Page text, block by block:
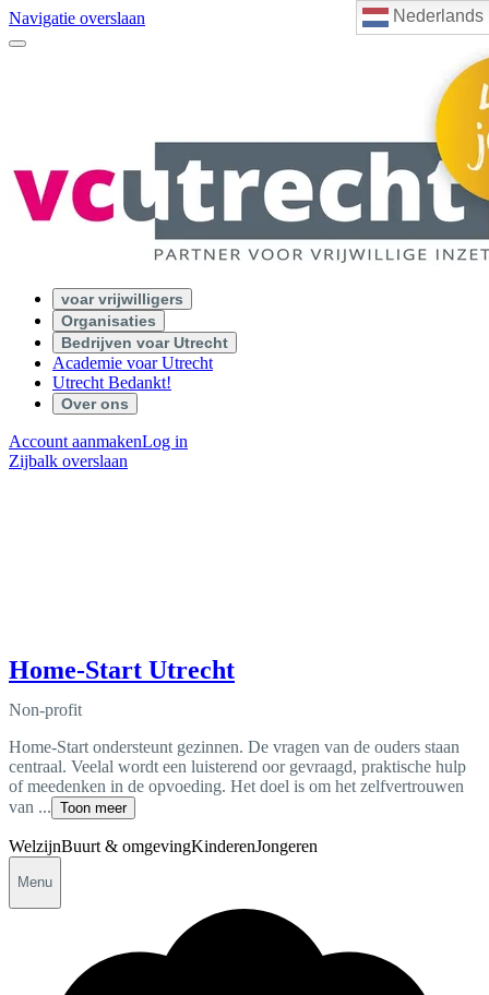
Nederlands
Navigatie overslaan
voar vrijwilligers
Organisaties
Bedrijven voar Utrecht
Academie voar Utrecht
Utrecht Bedankt!
Over ons
Account aanmakenLog in
Zijbalk overslaan
Home-Start Utrecht
Non-profit
Home-Start ondersteunt gezinnen. De vragen van de ouders staan
centraal. Veelal wordt een luisterend oor gevraagd, praktische hulp
of meedenken in de opvoeding. Het doel is om het zelfvertrouwen
van ... Toon meer
WelzijnBuurt & omgevingKinderenJongeren
Menu